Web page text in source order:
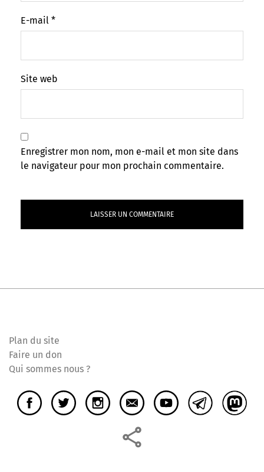
E-mail *
Site web
Enregistrer mon nom, mon e-mail et mon site dans
le navigateur pour mon prochain commentaire.
Plan du site
Faire un don
Qui sommes nous ?